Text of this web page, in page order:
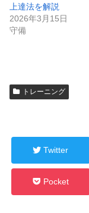
上達法を解説
2026年3月15日
守備
トレーニング
Twitter
Pocket